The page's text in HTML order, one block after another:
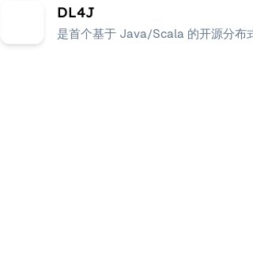
DL4J
是首个基于 Java/Scala 的开源分布